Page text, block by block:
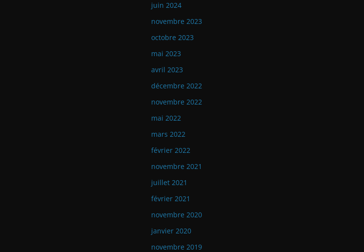
juin 2024
novembre 2023
octobre 2023
mai 2023
avril 2023
décembre 2022
novembre 2022
mai 2022
mars 2022
février 2022
novembre 2021
juillet 2021
février 2021
novembre 2020
janvier 2020
novembre 2019